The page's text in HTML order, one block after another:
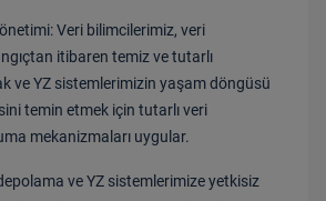
Veri bilimcilerimiz, veri
itibaren temiz ve tutarlı
ve YZ sistemlerimizin yaşam döngüsü
temin etmek için tutarlı veri
mekanizmaları uygular.
ve YZ sistemlerimize yetkisiz